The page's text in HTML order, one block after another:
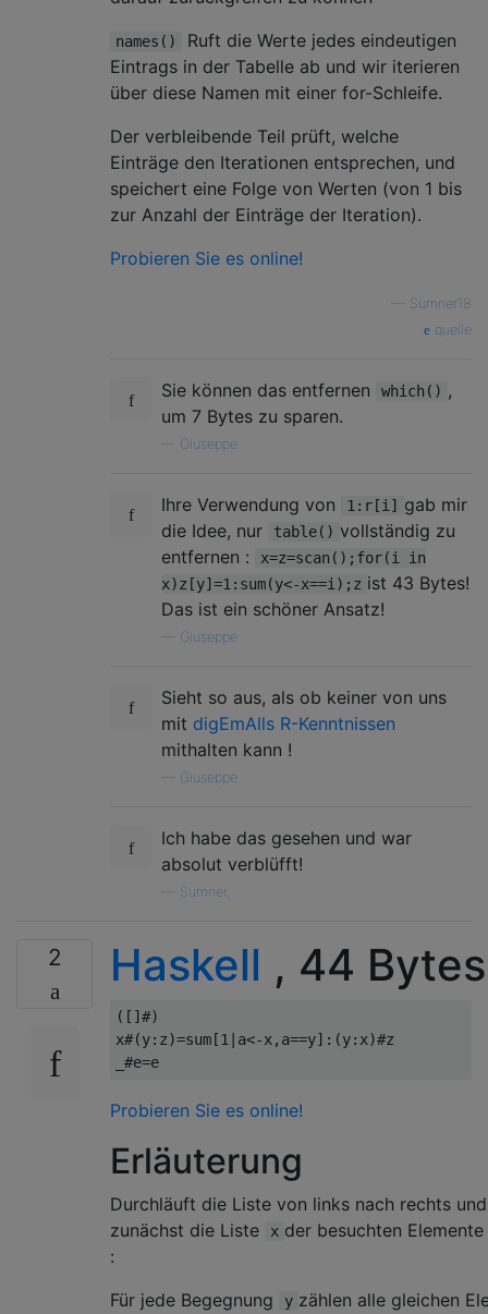
names()
Ruft die Werte jedes eindeutigen
Eintrags in der Tabelle ab und wir iterieren
über diese Namen mit einer for-Schleife.
Der verbleibende Teil prüft, welche
Einträge den Iterationen entsprechen, und
speichert eine Folge von Werten (von 1 bis
zur Anzahl der Einträge der Iteration).
Probieren Sie es online!
Sumner18
quelle
Sie können das entfernen which() ,
um 7 Bytes zu sparen.
Giuseppe
Ihre Verwendung von 1:r[i]
gab mir
die Idee, nur
table() vollständig zu
entfernen :
x=z=scan();for(i in
x)z[y]=1:sum(y<-x==i);z ist 43 Bytes!
Das ist ein schöner Ansatz!
Giuseppe
Sieht so aus, als ob keiner von uns
mit digEmAlls R-Kenntnissen
mithalten kann !
Giuseppe
Ich habe das gesehen und war
absolut verblüfft!
Sumner,
2 Haskell , 44 Bytes
([]#)
x#(y: z)=sum [1 a<-x, a==y]:(y: x)#
#e=e
Probieren Sie es online!
Erläuterung
Durchläuft die Liste von links nach rechts
zunächst die Liste
x der besuchten
:
Für jede Begegnung
y zählen alle gleichen